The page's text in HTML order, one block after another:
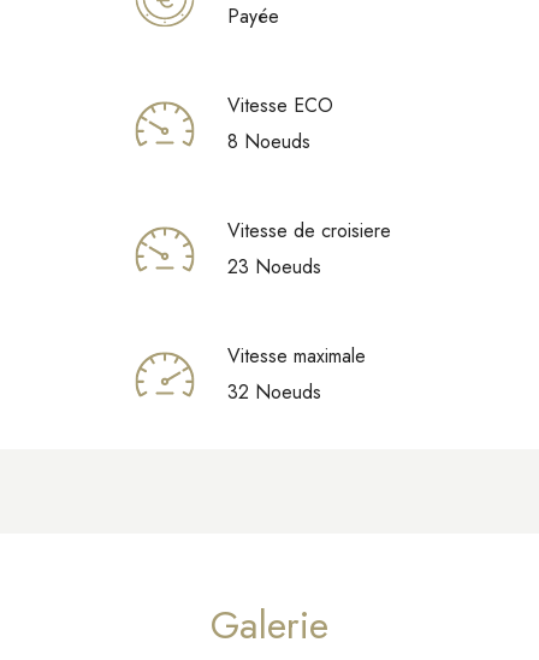
Payée
Vitesse ECO
8 Noeuds
Vitesse de croisiere
23 Noeuds
Vitesse maximale
32 Noeuds
Galerie